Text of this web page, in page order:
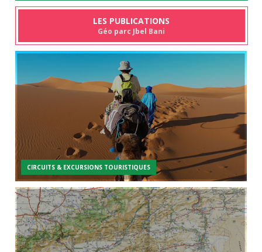
LES PUBLICATIONS
Géo parc Jbel Bani
CIRCUITS & EXCURSIONS TOURISTIQUES